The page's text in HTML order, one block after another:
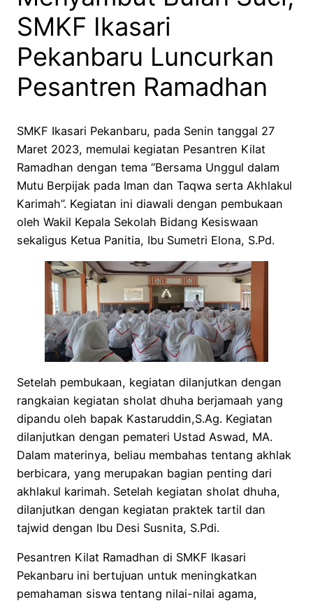
SMKF Ikasari
Pekanbaru Luncurkan
Pesantren Ramadhan
SMKF Ikasari Pekanbaru, pada Senin tanggal 27
Maret 2023, memulai kegiatan Pesantren Kilat
Ramadhan dengan tema “Bersama Unggul dalam
Mutu Berpijak pada Iman dan Taqwa serta Akhlakul
Karimah”. Kegiatan ini diawali dengan pembukaan
oleh Wakil Kepala Sekolah Bidang Kesiswaan
sekaligus Ketua Panitia, Ibu Sumetri Elona, S.Pd.
Setelah pembukaan, kegiatan dilanjutkan dengan
rangkaian kegiatan sholat dhuha berjamaah yang
dipandu oleh bapak Kastaruddin,S.Ag. Kegiatan
dilanjutkan dengan pemateri Ustad Aswad, MA.
Dalam materinya, beliau membahas tentang akhlak
berbicara, yang merupakan bagian penting dari
akhlakul karimah. Setelah kegiatan sholat dhuha,
dilanjutkan dengan kegiatan praktek tartil dan
tajwid dengan Ibu Desi Susnita, S.Pdi.
Pesantren Kilat Ramadhan di SMKF Ikasari
Pekanbaru ini bertujuan untuk meningkatkan
pemahaman siswa tentang nilai-nilai agama,